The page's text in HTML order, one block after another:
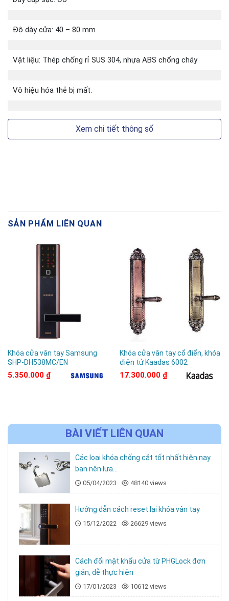
Độ dày cửa: 40 – 80 mm
Vật liệu: Thép chống rỉ SUS 304, nhựa ABS chống cháy
Vô hiệu hóa thẻ bị mất.
Xem chi tiết thông số
SẢN PHẨM LIÊN QUAN
Khóa cửa vân tay Samsung
SHP-DH538MC/EN
5.350.000 ₫
Khóa cửa vân tay cổ điển, khóa
điện tử Kaadas 6002
17.300.000 ₫
BÀI VIẾT LIÊN QUAN
Các loại khóa chống cắt tốt nhất hiện nay
bạn nên lựa...
05/04/2023 48140 views
Hướng dẫn cách reset lại khóa vân tay
15/12/2022 26629 views
Cách đổi mật khẩu cửa từ PHGLock đơn
giản, dễ thực hiện
17/01/2023 10612 views